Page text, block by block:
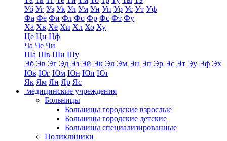
Уб Уг Уз Ук Ул Ум Ун Уп Ур Ус Ут Уф
Фа Фе Фи Фл Фо Фр Фс Фт Фу
Ха Хв Хе Хи Хл Хо Ху
Це Ци Цф
Ча Че Чи
Ша Шв Ши Шу
Эб Эв Эг Эд Эз Эй Эк Эл Эм Эн Эп Эр Эс Эт Эу Эф Эх
Юв Юг Юм Юн Юп Ют
Як Ям Ян Яр Яс
медицинские учреждения
Больницы
Больницы городские взрослые
Больницы городские детские
Больницы специализированные
Поликлиники